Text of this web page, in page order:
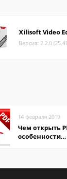
Xilisoft Video
Версия: 2.2.0
14 февраля 2019
Чем открыть
особенности